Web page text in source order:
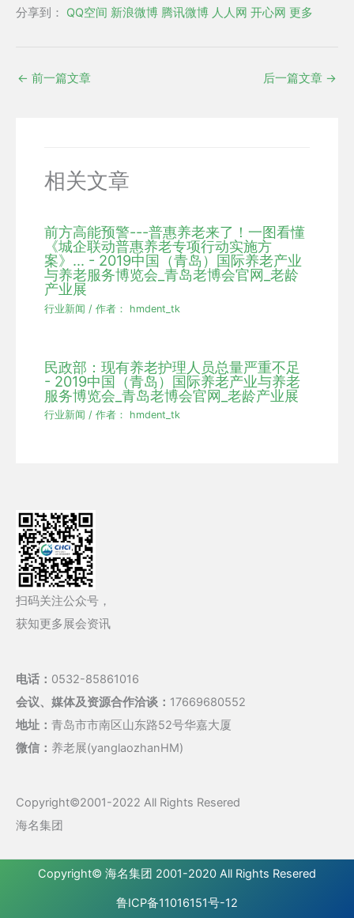
分享到：
QQ空间 新浪微博 腾讯微博 人人网 开心网 更多
← 前一篇文章 后一篇文章 →
相关文章
前方高能预警---普惠养老来了！一图看懂
《城企联动普惠养老专项行动实施方
案》... - 2019中国（青岛）国际养老产业
与养老服务博览会_青岛老博会官网_老龄
产业展
行业新闻 / 作者： hmdent_tk
民政部：现有养老护理人员总量严重不足
- 2019中国（青岛）国际养老产业与养老
服务博览会_青岛老博会官网_老龄产业展
行业新闻 / 作者： hmdent_tk
扫码关注公众号，
获知更多展会资讯
电话： 0532-85861016
会议、媒体及资源合作洽谈： 17669680552
地址： 青岛市市南区山东路52号华嘉大厦
微信： 养老展(yanglaozhanHM)
Copyright©2001-2022 All Rights Resered
海名集团
Copyright© 海名集团 2001-2020 All Rights Resered
鲁ICP备11016151号-12